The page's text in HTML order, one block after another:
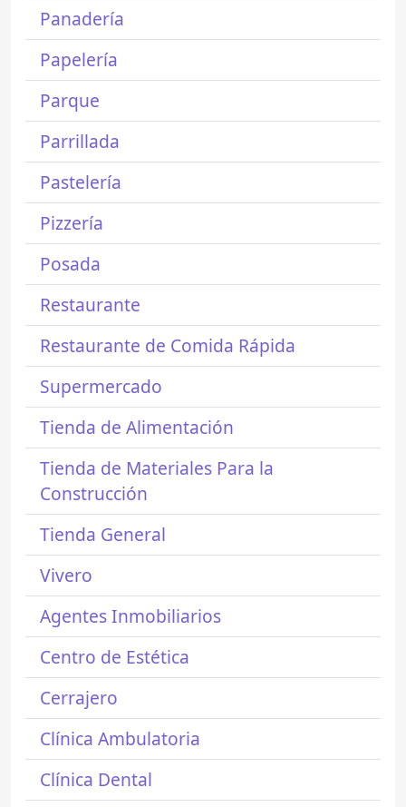
Panadería
Papelería
Parque
Parrillada
Pastelería
Pizzería
Posada
Restaurante
Restaurante de Comida Rápida
Supermercado
Tienda de Alimentación
Tienda de Materiales Para la
Construcción
Tienda General
Vivero
Agentes Inmobiliarios
Centro de Estética
Cerrajero
Clínica Ambulatoria
Clínica Dental